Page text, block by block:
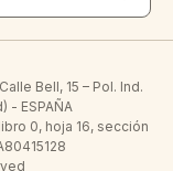
Bell, 15 – Pol. Ind.
- ESPAÑA
0, hoja 16, sección